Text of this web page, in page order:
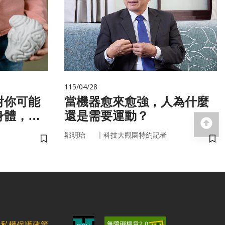
你可能
體，才
儲存書籤
115/04/28
當機器愈來愈強，人為什麼
還是需要運動？
鄒明珆 ｜ 科技大觀園特約記者
儲
回